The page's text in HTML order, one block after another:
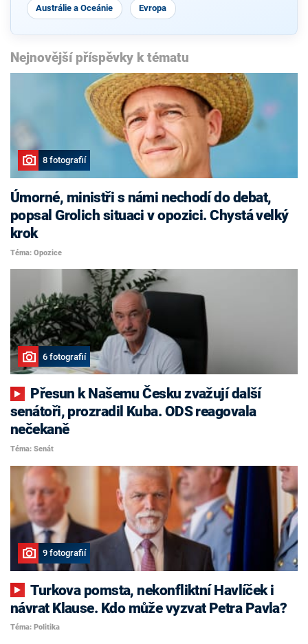
Austrálie a Oceánie Evropa
Nejnovější příspěvky k tématu
8 fotografií
Úmorné, ministři s námi nechodí do debat,
popsal Grolich situaci v opozici. Chystá velký
krok
Téma: Opozice
6 fotografií
senátoři, prozradil Kuba. ODS reagovala
nečekaně
Téma: Senát
9 fotografií
Turkova pomsta, nekonfliktní Havlíček i
návrat Klause. Kdo může vyzvat Petra Pavla?
Téma: Politika